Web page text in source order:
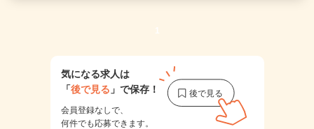
1
気になる求人は
「後で見る 」で保存！
会員登録なしで、
何件でも応募できます。